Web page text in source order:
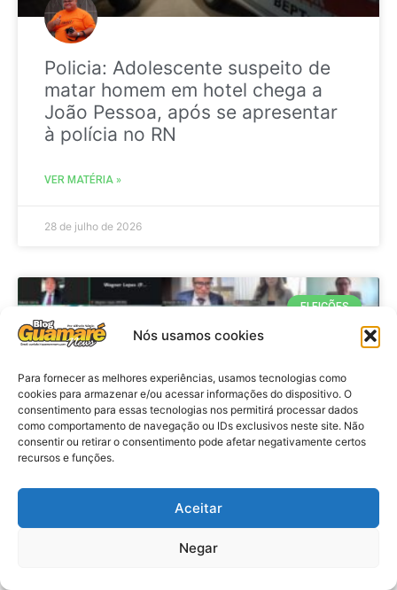
Nós usamos cookies
Para fornecer as melhores experiências, usamos tecnologias como
cookies para armazenar e/ou acessar informações do dispositivo. O
consentimento para essas tecnologias nos permitirá processar dados
como comportamento de navegação ou IDs exclusivos neste site. Não
consentir ou retirar o consentimento pode afetar negativamente certos
recursos e funções.
Aceitar
Negar
Policia: Adolescente suspeito de
matar homem em hotel chega a
João Pessoa, após se apresentar
à polícia no RN
VER MATÉRIA »
28 de julho de 2026
ELEIÇÕES
Eleições 2026: procuradores e
promotores eleitorais realizam
reunião de alinhamento no RN